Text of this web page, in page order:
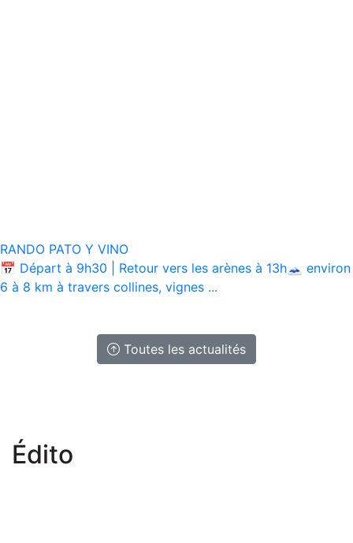
RANDO PATO Y VINO
📅 Départ à 9h30 | Retour vers les arènes à 13h🗻 environ
6 à 8 km à travers collines, vignes ...
Toutes les actualités
Édito